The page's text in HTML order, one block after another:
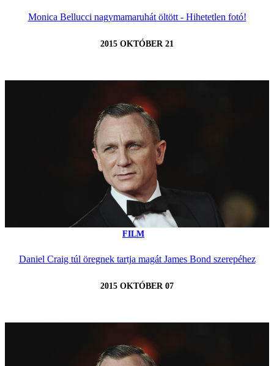
Monica Bellucci nagymamaruhát öltött - Hihetetlen fotó!
2015 OKTÓBER 21
FILM
Daniel Craig túl öregnek tartja magát James Bond szerepéhez
2015 OKTÓBER 07